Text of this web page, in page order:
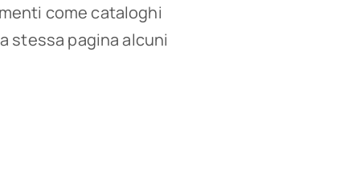
come cataloghi
stessa pagina alcuni